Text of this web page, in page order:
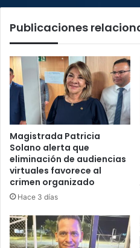
Publicaciones
Magistrada Patricia
Solano alerta que
eliminación de audiencias
virtuales favorece al
crimen organizado
Hace 3 días